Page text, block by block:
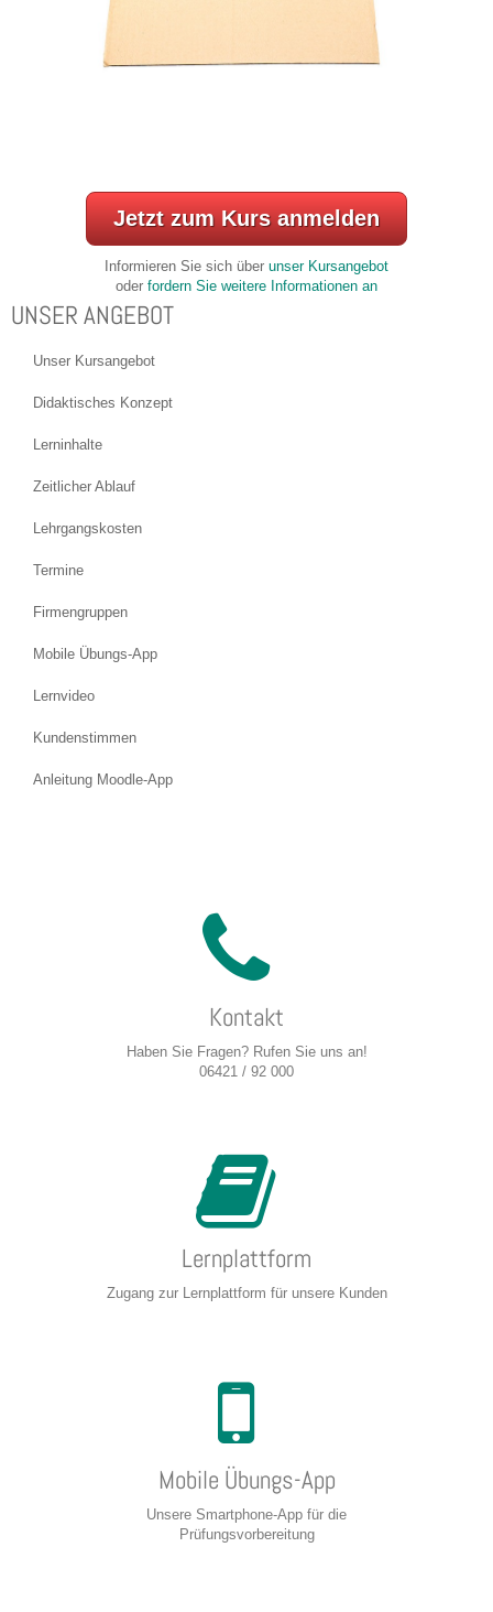
Jetzt zum Kurs anmelden
Informieren Sie sich über unser Kursangebot
oder fordern Sie weitere Informationen an
UNSER ANGEBOT
Unser Kursangebot
Didaktisches Konzept
Lerninhalte
Zeitlicher Ablauf
Lehrgangskosten
Termine
Firmengruppen
Mobile Übungs-App
Lernvideo
Kundenstimmen
Anleitung Moodle-App
Kontakt
Haben Sie Fragen? Rufen Sie uns an!
06421 / 92 000
Lernplattform
Zugang zur Lernplattform für unsere Kunden
Mobile Übungs-App
Unsere Smartphone-App für die
Prüfungsvorbereitung